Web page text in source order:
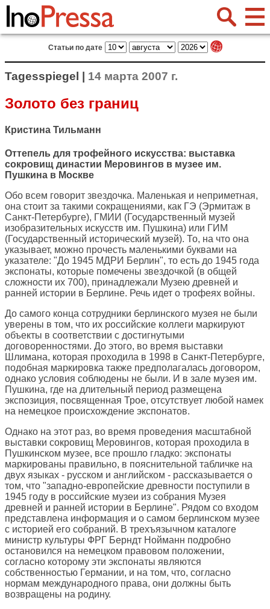
Статьи по дате
Tagesspiegel | 14 марта 2007 г.
Золото без границ
Кристина Тильманн
Оттепель для трофейного искусства: выставка
сокровищ династии Меровингов в музее им.
Пушкина в Москве
Обо всем говорит звездочка. Маленькая и неприметная,
она стоит за такими сокращениями, как ГЭ (Эрмитаж в
Санкт-Петербурге), ГМИИ (Государственный музей
изобразительных искусств им. Пушкина) или ГИМ
(Государственный исторический музей). То, на что она
указывает, можно прочесть маленькими буквами на
указателе: "До 1945 МДРИ Берлин", то есть до 1945 года
экспонаты, которые помечены звездочкой (в общей
сложности их 700), принадлежали Музею древней и
ранней истории в Берлине. Речь идет о трофеях войны.
До самого конца сотрудники берлинского музея не были
уверены в том, что их российские коллеги маркируют
объекты в соответствии с достигнутыми
договоренностями. До этого, во время выставки
Шлимана, которая проходила в 1998 в Санкт-Петербурге,
подобная маркировка также предполагалась договором,
однако условия соблюдены не были. И в зале музея им.
Пушкина, где на длительный период размещена
экспозиция, посвященная Трое, отсутствует любой намек
на немецкое происхождение экспонатов.
Однако на этот раз, во время проведения масштабной
выставки сокровищ Меровингов, которая проходила в
Пушкинском музее, все прошло гладко: экспонаты
маркированы правильно, в пояснительной табличке на
двух языках - русском и английском - рассказывается о
том, что "западно-европейские древности поступили в
1945 году в российские музеи из собрания Музея
древней и ранней истории в Берлине". Рядом со входом
представлена информация и о самом берлинском музее
с историей его собраний. В трехъязычном каталоге
министр культуры ФРГ Берндт Нойманн подробно
остановился на немецком правовом положении,
согласно которому эти экспонаты являются
собственностью Германии, и на том, что, согласно
нормам международного права, они должны быть
возвращены на родину.